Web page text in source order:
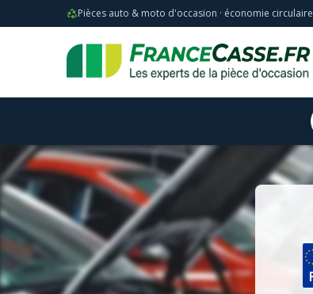
Pièces auto & moto d'occasion · économie circulaire